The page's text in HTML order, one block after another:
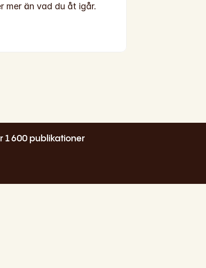
mer än vad du åt igår.
1 600 publikationer